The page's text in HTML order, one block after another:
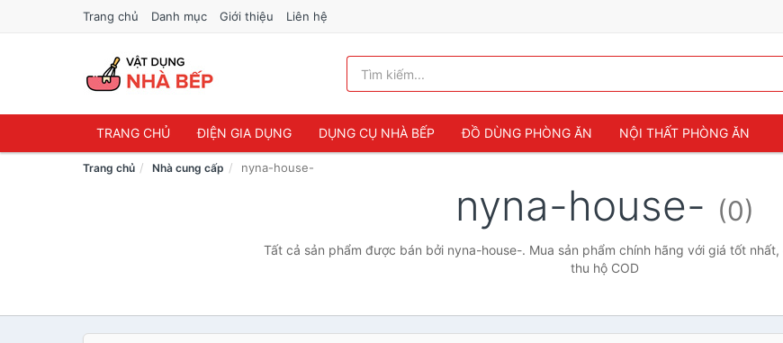
Trang chủ Danh mục Giới thiệu Liên hệ
TRANG CHỦ ĐIỆN GIA DỤNG DỤNG CỤ NHÀ BẾP ĐỒ DÙNG PHÒNG ĂN NỘI THẤT PHÒNG ĂN
Trang chủ Nhà cung cấp nyna-house-
nyna-house- (0)
Tất cả sản phẩm được bán bởi nyna-house-. Mua sản phẩm chính hãng với giá tốt
thu hộ COD